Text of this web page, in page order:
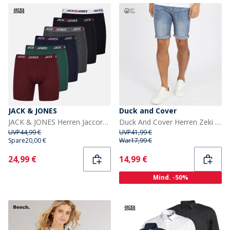
JACK & JONES
JACK & JONES Herren Jaccorp Logo Six Pack Boxer Slips Pack 4 Port Royal
UVP44,99 €
Spare20,00 €
Current
24,99 €
Duck and Cover
Duck And Cover Herren Zeki Jeans Shorts Stone Wash
UVP41,99 €
War17,99 €
Current
14,99 €
Mind. -50%